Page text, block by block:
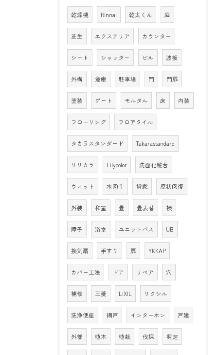
乾燥機 Rinnai 乾太くん 庭
芝生 エクステリア カウンター
シート シャッター ビル 波板
外構 倉庫 駐車場 門 門扉
塗装 ゲート モルタル 床 内装
フローリング フロアタイル
タカラスタンダード Takarastandard
リリカラ Lilycolor 洗面化粧台
ウィット 水回り 貸家 原状回復
外装 和室 畳 畳表替 襖
障子 浴室 ユニットバス UB
換気扇 手すり 扉 YKKAP
カバー工法 ドア リペア 穴
補修 三菱 LIXIL リクシル
洗浄便座 網戸 インターホン 戸建
外部 植木 植栽 伐採 剪定